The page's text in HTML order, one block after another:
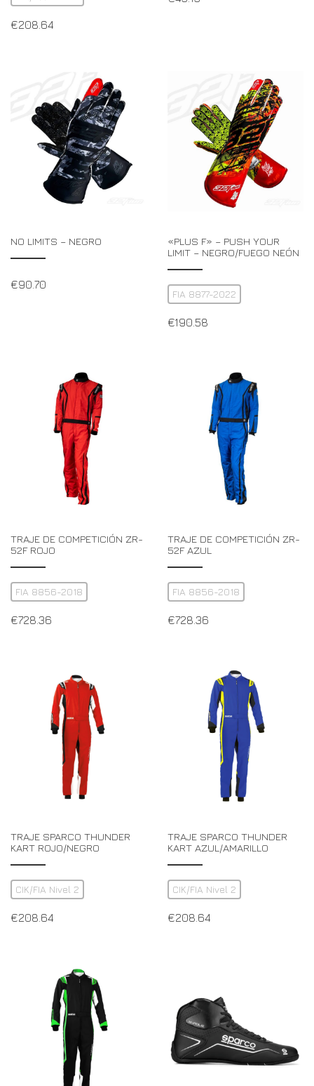
€208.64
NO LIMITS – NEGRO
€90.70
«PLUS F» – PUSH YOUR
LIMIT – NEGRO/FUEGO NEÓN
FIA 8877-2022
€190.58
TRAJE DE COMPETICIÓN ZR-
52F ROJO
FIA 8856-2018
€728.36
TRAJE DE COMPETICIÓN ZR-
52F AZUL
FIA 8856-2018
€728.36
TRAJE SPARCO THUNDER
KART ROJO/NEGRO
CIK/FIA Nivel 2
€208.64
TRAJE SPARCO THUNDER
KART AZUL/AMARILLO
CIK/FIA Nivel 2
€208.64